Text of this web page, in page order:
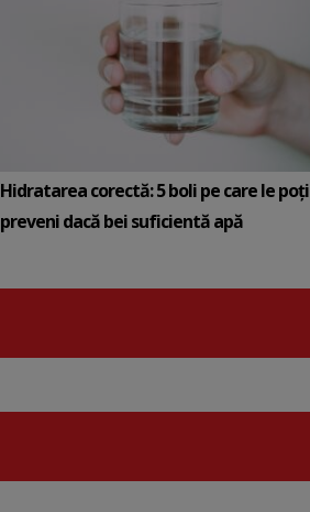
Hidratarea corectă: 5 boli pe care le poți
preveni dacă bei suficientă apă